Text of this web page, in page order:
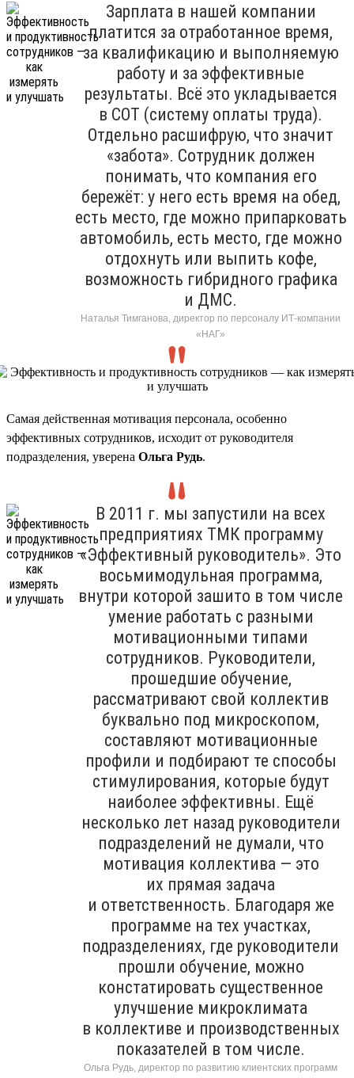
Зарплата в нашей компании
платится за отработанное время,
за квалификацию и выполняемую
работу и за эффективные
результаты. Всё это укладывается
в СОТ (систему оплаты труда).
Отдельно расшифрую, что значит
«забота». Сотрудник должен
понимать, что компания его
бережёт: у него есть время на обед,
есть место, где можно припарковать
автомобиль, есть место, где можно
отдохнуть или выпить кофе,
возможность гибридного графика
и ДМС.
Наталья Тимганова, директор по персоналу ИТ-компании
«НАГ»
Самая действенная мотивация персонала, особенно
эффективных сотрудников, исходит от руководителя
подразделения, уверена Ольга Рудь.
В 2011 г. мы запустили на всех
предприятиях ТМК программу
«Эффективный руководитель». Это
восьмимодульная программа,
внутри которой зашито в том числе
умение работать с разными
мотивационными типами
сотрудников. Руководители,
прошедшие обучение,
рассматривают свой коллектив
буквально под микроскопом,
составляют мотивационные
профили и подбирают те способы
стимулирования, которые будут
наиболее эффективны. Ещё
несколько лет назад руководители
подразделений не думали, что
мотивация коллектива — это
их прямая задача
и ответственность. Благодаря же
программе на тех участках,
подразделениях, где руководители
прошли обучение, можно
констатировать существенное
улучшение микроклимата
в коллективе и производственных
показателей в том числе.
Ольга Рудь, директор по развитию клиентских программ